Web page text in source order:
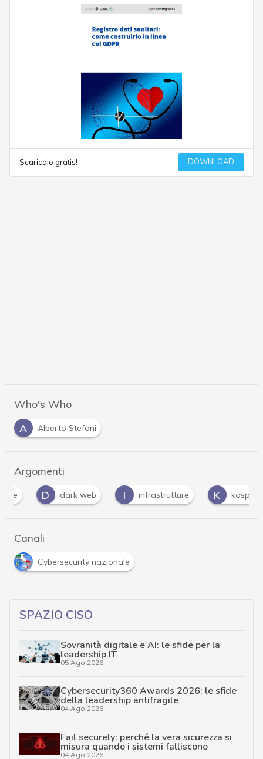
Scaricalo gratis! DOWNLOAD
Who's Who
A
Alberto Stefani
Argomenti
D
dark web I infrastrutture K kaspersky
Canali
Cybersecurity nazionale
SPAZIO CISO
Sovranità digitale e AI: le sfide per la
leadership IT
05 Ago 2026
Cybersecurity360 Awards 2026: le sfide
della leadership antifragile
04 Ago 2026
Fail securely: perché la vera sicurezza si
misura quando i sistemi falliscono
04 Ago 2026